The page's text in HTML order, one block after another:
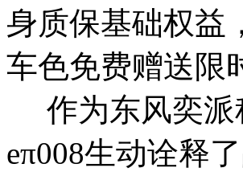
身质保基础权益
车色免费赠送限
作为东风奕派
eπ008生动诠释